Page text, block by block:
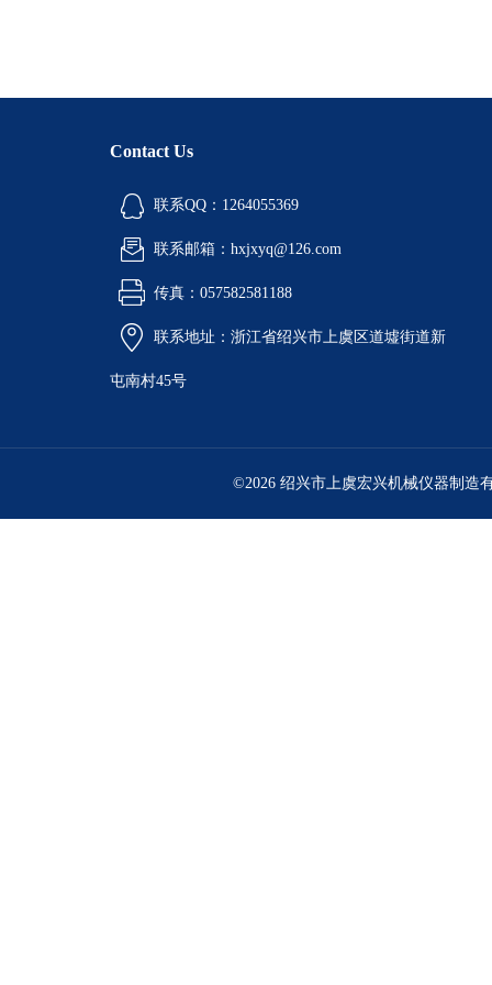
Contact Us
联系QQ：1264055369
联系邮箱：hxjxyq@126.com
传真：057582581188
联系地址：浙江省绍兴市上虞区道墟街道新
屯南村45号
©2026 绍兴市上虞宏兴机械仪器制造